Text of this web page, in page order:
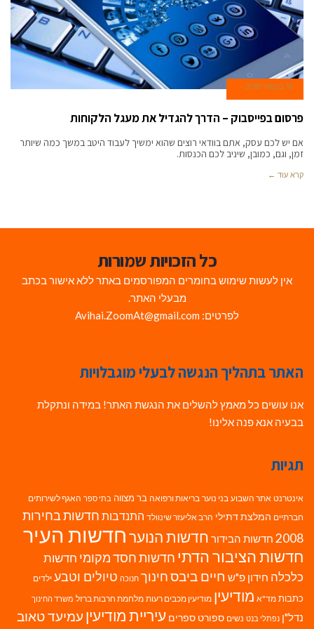
16 בינואר 2018
פרסום בפייסבוק – הדרך להגדיל את מעגל הלקוחות
אם יש לכם עסק, אתם בוודאי רוצים שהוא ימשיך לעבוד היטב במשך כמה שיותר
זמן, וגם, כמובן, שיניב לכם הכנסות.
קרא עוד ←
כל הזכויות שמורות
אין לעשות שימוש בחומרים המפורסמים באתר ללא אישור בכתב
מבעלי האתר.
לפרטים: Avihai.ZoomAt@gmail.com
האתר בתהליך הנגשה לבעלי מוגבלויות
אנו עושים כל מאמץ להשלים את הנגשת האתר! במידה ונתקלת
בבעיה אנא פנה אלינו!
תגיות
אינטרנט אתר השבוע בני נוער בריאות ורפואה בר מצווה בתי ספר האגף לשירותים
חברתיים המלצת דתילי הרב אליעזר שינוולד התנדבות חדשות בחירות
2008 חדשות הבידור חדשות הנוערחדשות העיר
חדשות הציבור הדתי חדשות חסד מקומי חדשות
כלכלה חידון פ"ש חיים ביבסחינוך חנוכה טיולים וטבע ילדים
כתבות מד"א מודיעין מודיעין מכבים רעות מלחמת חרבות ברזל משרד החינוך
נדל"ן נפתלי בנט נשים ספורט ספרים עיריית מודיעין עמיעד טאוב